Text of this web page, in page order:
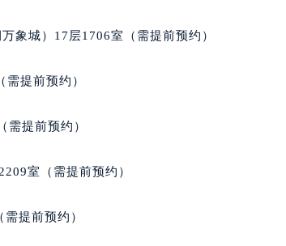
（需提前预约）
A座7楼709室（需提前预约）
室（需提前预约）
中心14楼14D（需提前预约）
B座13层07室（需提前预约）
象城）17层1706室（需提前预约）
提前预约）
提前预约）
室（需提前预约）
提前预约）